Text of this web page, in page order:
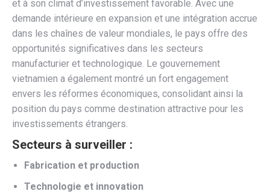
et à son climat d’investissement favorable. Avec une
demande intérieure en expansion et une intégration accrue
dans les chaînes de valeur mondiales, le pays offre des
opportunités significatives dans les secteurs
manufacturier et technologique. Le gouvernement
vietnamien a également montré un fort engagement
envers les réformes économiques, consolidant ainsi la
position du pays comme destination attractive pour les
investissements étrangers.
Secteurs à surveiller :
Fabrication et production
Technologie et innovation